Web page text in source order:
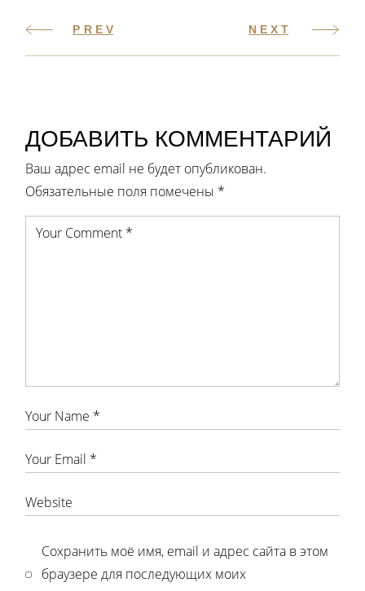
PREV NEXT
ДОБАВИТЬ КОММЕНТАРИЙ
Ваш адрес email не будет опубликован.
Обязательные поля помечены *
Сохранить моё имя, email и адрес сайта в этом
браузере для последующих моих